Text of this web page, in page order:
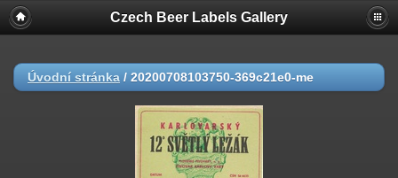
Czech Beer Labels Gallery
Úvodní stránka / 20200708103750-369c21e0-me